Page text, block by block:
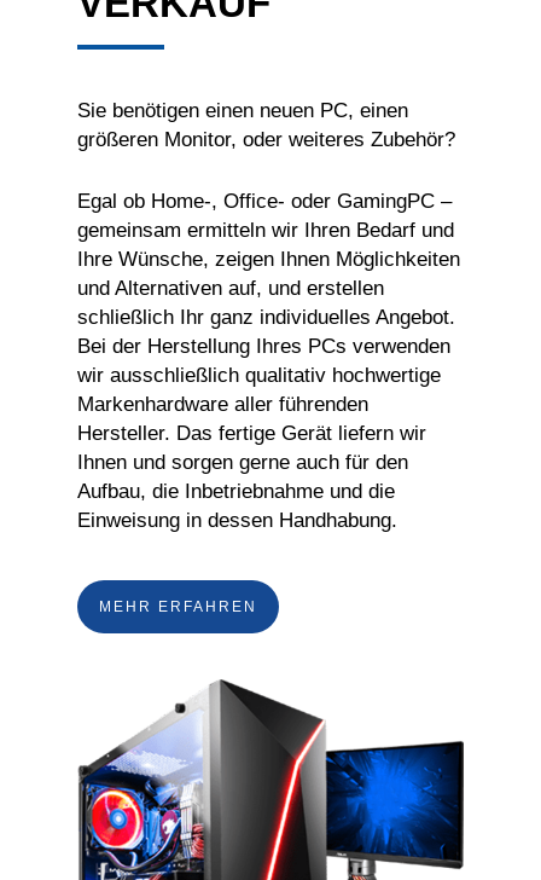
Sie benötigen einen neuen PC, einen
größeren Monitor, oder weiteres Zubehör?
Egal ob Home-, Office- oder GamingPC –
gemeinsam ermitteln wir Ihren Bedarf und
Ihre Wünsche, zeigen Ihnen Möglichkeiten
und Alternativen auf, und erstellen
schließlich Ihr ganz individuelles Angebot.
Bei der Herstellung Ihres PCs verwenden
wir ausschließlich qualitativ hochwertige
Markenhardware aller führenden
Hersteller. Das fertige Gerät liefern wir
Ihnen und sorgen gerne auch für den
Aufbau, die Inbetriebnahme und die
Einweisung in dessen Handhabung.
MEHR ERFAHREN